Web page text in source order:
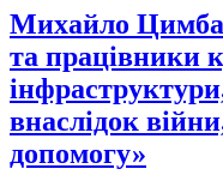
Михайло
та працівники
внаслідок
допомогу»